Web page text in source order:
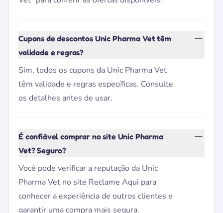
Cupons de descontos Unic Pharma Vet têm
validade e regras?
Sim, todos os cupons da Unic Pharma Vet
têm validade e regras específicas. Consulte
os detalhes antes de usar.
É confiável comprar no site Unic Pharma
Vet? Seguro?
Você pode verificar a reputação da Unic
Pharma Vet no site Reclame Aqui para
conhecer a experiência de outros clientes e
garantir uma compra mais segura.